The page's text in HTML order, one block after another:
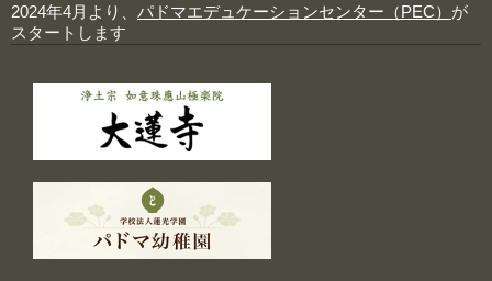
2024年4月より、 パドマエデュケーションセンター（PEC） が
スタートします